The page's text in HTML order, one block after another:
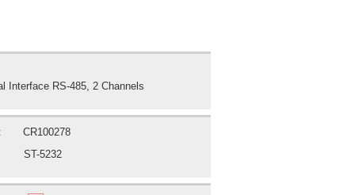
Interface RS-485, 2 Channels
CR100278
ST-5232